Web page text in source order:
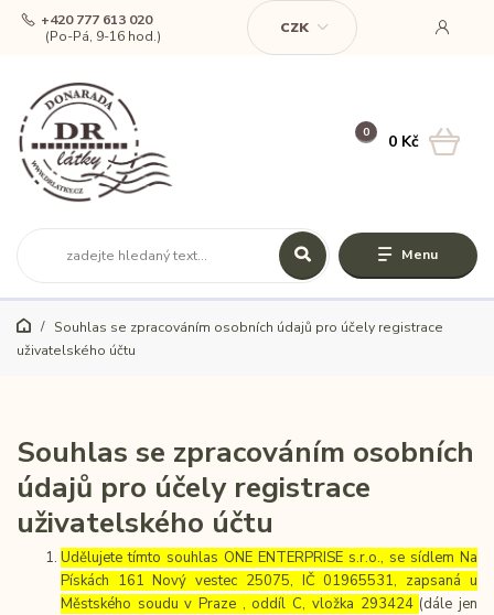
Menu
CZK
+420 777 613 020
(Po-Pá, 9-16 hod.)
0 0 Kč
Souhlas se zpracováním osobních údajů pro účely registrace
uživatelského účtu
Souhlas se zpracováním osobních
údajů pro účely registrace
uživatelského účtu
Udělujete tímto souhlas ONE ENTERPRISE s.r.o., se sídlem Na
Pískách 161 Nový vestec 25075, IČ 01965531, zapsaná u
Městského soudu v Praze , oddíl C, vložka 293424 (dále jen